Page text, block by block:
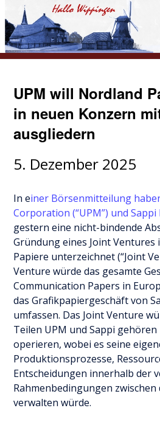
UPM will Nordland
in neuen Konzern
ausgliedern
5. Dezember 2025
In einer Börsenmitteilung
Corporation (“UPM”) und Sappi
gestern eine nicht-bindende
Gründung eines Joint Ventures
Papiere unterzeichnet (“Joint
Venture würde das gesamte
Communication Papers in
das Grafikpapiergeschäft von
umfassen. Das Joint Venture
Teilen UPM und Sappi
operieren, wobei es seine
Produktionsprozesse,
Entscheidungen innerhalb der
Rahmenbedingungen
verwalten würde.